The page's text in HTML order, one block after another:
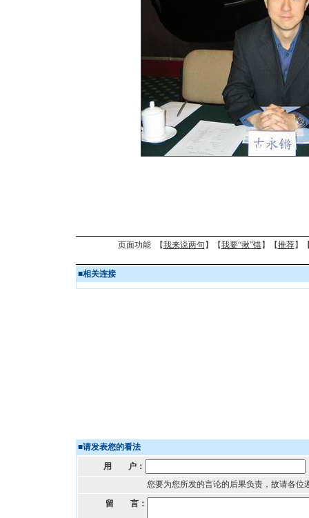
页面功能 【我来说两句 】【我要“揪”错】【推荐】
■相关连接
■请发表您的看法
用 户：
您要为您所发的言论的后果负责，故请各位
留 言：